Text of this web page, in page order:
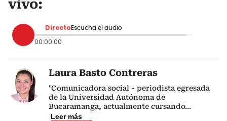
vivo:
Directo Escucha el audio
00:00:00
Laura Basto Contreras
"Comunicadora social - periodista egresada
de la Universidad Autónoma de
Bucaramanga, actualmente cursando...
Leer más